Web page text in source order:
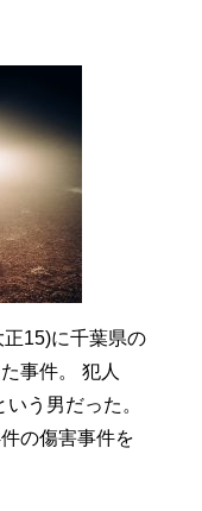
15)に千葉県の
事件。 犯人
う男だった。
の傷害事件を